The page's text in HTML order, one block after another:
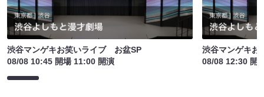
渋谷マンゲキお笑いライブ お盆SP
08/08 10:45 開場 11:00 開演
渋谷マンゲキ
08/08 12:30 開